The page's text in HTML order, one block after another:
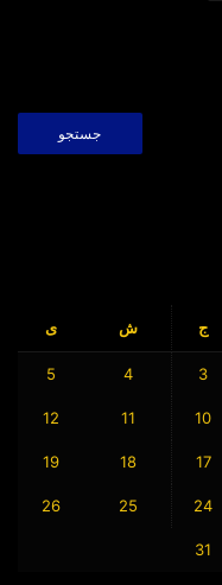
ج ش ی
3
4
5
10
11
12
17
18
19
24
25
26
31